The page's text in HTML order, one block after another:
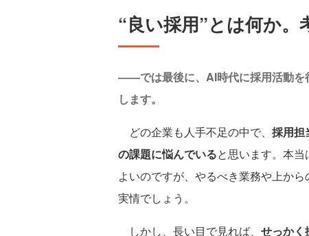
“良い採用”とは何か。
——では最後に、AI時代に採用活動を
します。
どの企業も人手不足の中で、 採用担
の課題に悩んでいると思います。本
よいのですが、やるべき業務や上か
実情でしょう。
しかし、長い目で見れば、 せっかく